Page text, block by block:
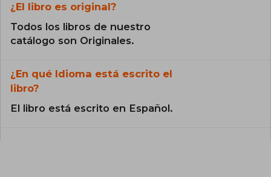
¿El libro es original?
Todos los libros de nuestro
catálogo son Originales.
¿En qué Idioma está escrito el
libro?
El libro está escrito en Español.